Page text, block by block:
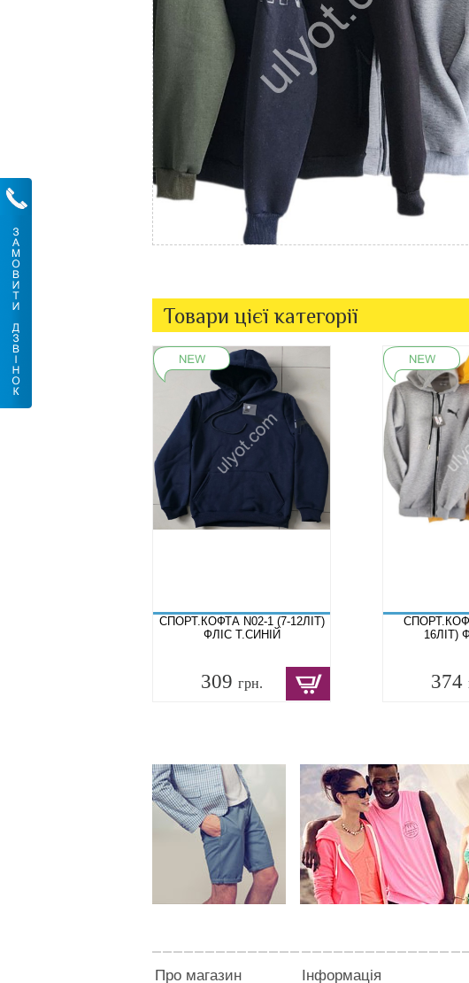
Товари цієї категорії
СПОРТ.КОФТА N02-1 (7-12ЛІТ)
ФЛІС Т.СИНІЙ
309 грн.
16ЛІТ)
374
Про магазин Інформація